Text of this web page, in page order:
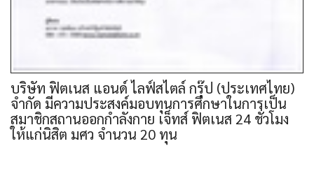
บริษัท ฟิตเนส แอนด์ ไลฟ์สไตล์ กรุ๊ป (ประเทศไทย)
จำกัด มีความประสงค์มอบทุนการศึกษาในการเป็น
สมาชิกสถานออกกำลังกาย เจ็ทส์ ฟิตเนส 24 ชั่วโมง
ให้แก่นิสิต มศว จำนวน 20 ทุน